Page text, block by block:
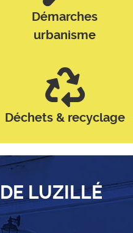
Démarches
urbanisme
Déchets & recyclage
LUZILLÉ